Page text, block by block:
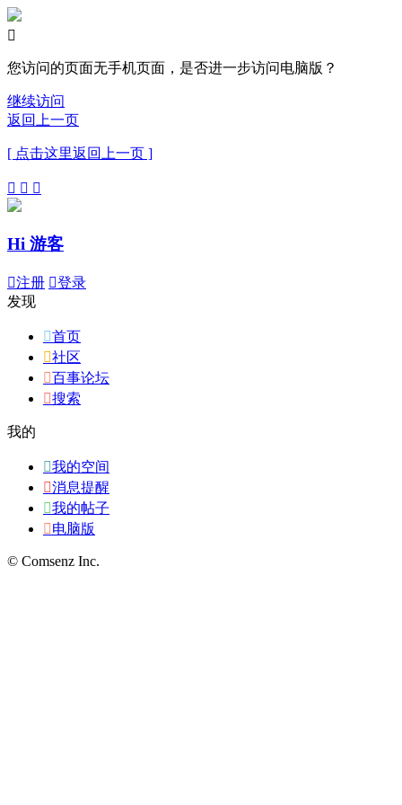

您访问的页面无手机页面，是否进一步访问电脑版？
继续访问
返回上一页
[ 点击这里返回上一页 ]
  
Hi 游客
注册 登录
发现
首页
社区
百事论坛
搜索
我的
我的空间
消息提醒
我的帖子
电脑版
© Comsenz Inc.